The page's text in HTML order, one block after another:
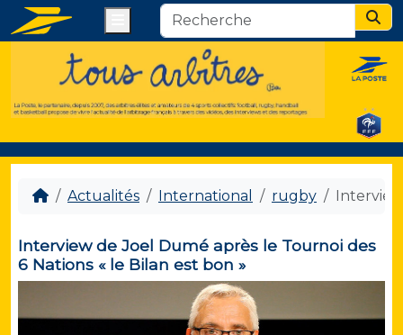
Actualités International rugby
Interview de Joel Dumé après le Tournoi des
6 Nations « le Bilan est bon »